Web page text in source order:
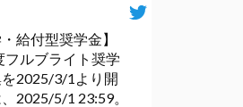
給付型奨学金】
フルブライト奨学
2025/3/1より開
2025/5/1 23:59。